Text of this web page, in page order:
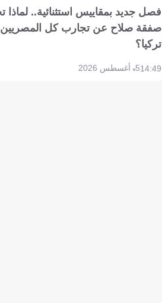
فصل جديد بمقاييس استثنائية.. لماذا
صفقة صلاح عن تجارب كل
تركيا؟
14:495 أغسطس 2026